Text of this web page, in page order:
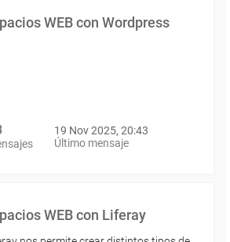
WEB con Wordpress
19 Nov 2025, 20:43
Último mensaje
WEB con Liferay